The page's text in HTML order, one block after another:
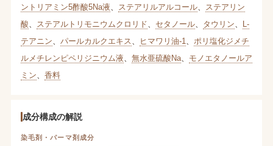
ントリアミン5酢酸5Na液
ステアリルアルコール、
ステアリン
酸
ステアルトリモニウムクロリド セタノール、 タウリン
L-
テアニン
パールカルクエキス ヒマワリ油-1
ポリ塩化ジメチ
ルメチレンピペリジニウム液
無水亜硫酸Na、 モノエタノールア
ミン
香料
成分構成の解説
染毛剤・パーマ剤成分